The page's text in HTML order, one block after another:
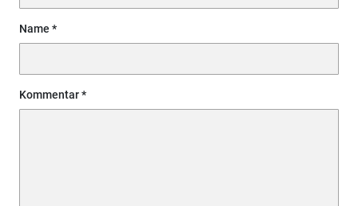
Name
Kommentar